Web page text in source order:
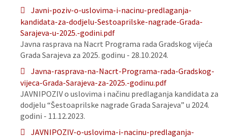
Javni-poziv-o-uslovima-i-nacinu-predlaganja-
kandidata-za-dodjelu-Sestoaprilske-nagrade-Grada-
Sarajeva-u-2025.-godini.pdf
Javna rasprava na Nacrt Programa rada Gradskog vijeća
Grada Sarajeva za 2025. godinu - 28.10.2024.
Javna-rasprava-na-Nacrt-Programa-rada-Gradskog-
vijeca-Grada-Sarajeva-za-2025.-godinu.pdf
JAVNIPOZIV o uslovima i načinu predlaganja kandidata za
dodjelu “Šestoaprilske nagrade Grada Sarajeva” u 2024.
godini - 11.12.2023.
JAVNIPOZIV-o-uslovima-i-nacinu-predlaganja-